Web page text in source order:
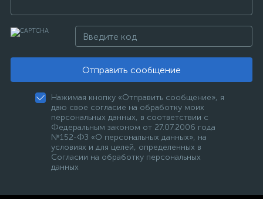
Отправить сообщение
Нажимая кнопку «Отправить сообщение», я
даю свое согласие на обработку моих
персональных данных, в соответствии с
Федеральным законом от 27.07.2006 года
№152-ФЗ «О персональных данных», на
условиях и для целей, определенных в
Согласии на обработку персональных
данных